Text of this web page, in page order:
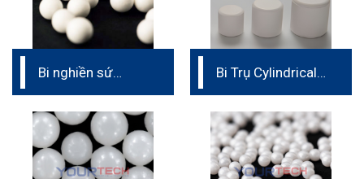
Bi nghiền sứ
Bi Trụ Cylindrical